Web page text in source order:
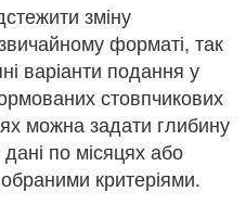
зміну
форматі, так
варіанти подання у
стовпчикових
можна задати глибину
дані по місяцях або
критеріями.